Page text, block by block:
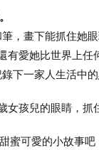
，畫下能抓住她
有愛她比世界上任
下一家人生活中
女孩兒的眼睛，
蜜可愛的小故事吧